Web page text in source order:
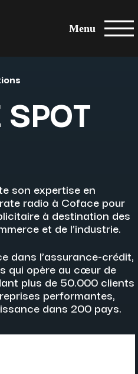
Menu
son expertise en
radio à Coface pour
à destination des
et de l’industrie.
dans l’assurance-crédit,
qui opère au cœur de
plus de 50.000 clients
performantes,
dans 200 pays.